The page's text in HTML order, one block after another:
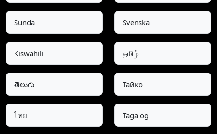
Sunda Svenska
Kiswahili தமிழ்
తెలుగు Тайко
ไทย Tagalog